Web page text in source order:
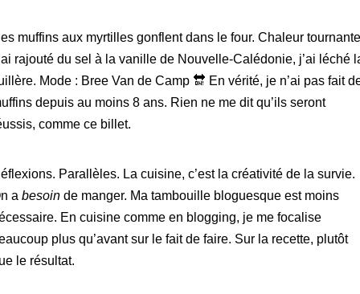
muffins aux myrtilles gonflent dans le four. Chaleur
rajouté du sel à la vanille de Nouvelle-Calédonie, j’ai léché
Mode : Bree Van de Camp 🔛 En vérité, je n’ai pas fait
depuis au moins 8 ans. Rien ne me dit qu’ils seront
comme ce billet.
Parallèles. La cuisine, c’est la créativité de la survie.
a besoinde manger. Ma tambouille bloguesque est moins
En cuisine comme en blogging, je me focalise
plus qu’avant sur le fait de faire. Sur la recette, plutôt
le résultat.